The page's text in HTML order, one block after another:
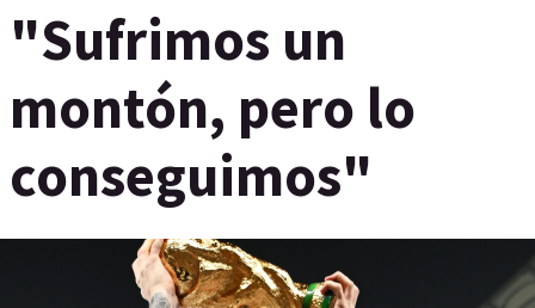
"Sufrimos un
montón, pero lo
conseguimos"